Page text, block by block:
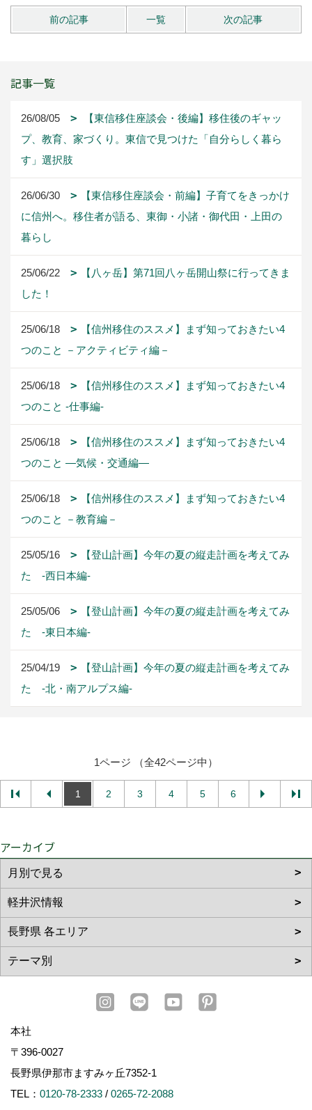
前の記事 一覧 次の記事
記事一覧
26/08/05
【東信移住座談会・後編】移住後のギャッ
プ、教育、家づくり。東信で見つけた「自分らしく暮ら
す」選択肢
26/06/30
【東信移住座談会・前編】子育てをきっかけ
に信州へ。移住者が語る、東御・小諸・御代田・上田の
暮らし
25/06/22
【八ヶ岳】第71回八ヶ岳開山祭に行ってきま
した！
25/06/18
【信州移住のススメ】まず知っておきたい4
つのこと －アクティビティ編－
25/06/18
【信州移住のススメ】まず知っておきたい4
つのこと -仕事編-
25/06/18
【信州移住のススメ】まず知っておきたい4
つのこと ―気候・交通編―
25/06/18
【信州移住のススメ】まず知っておきたい4
つのこと －教育編－
25/05/16
【登山計画】今年の夏の縦走計画を考えてみ
た -西日本編-
25/05/06
【登山計画】今年の夏の縦走計画を考えてみ
た -東日本編-
25/04/19
【登山計画】今年の夏の縦走計画を考えてみ
た -北・南アルプス編-
1ページ （全42ページ中）
1 2 3 4 5 6
アーカイブ
本社
〒396-0027
長野県伊那市ますみヶ丘7352-1
TEL： 0120-78-2333 / 0265-72-2088